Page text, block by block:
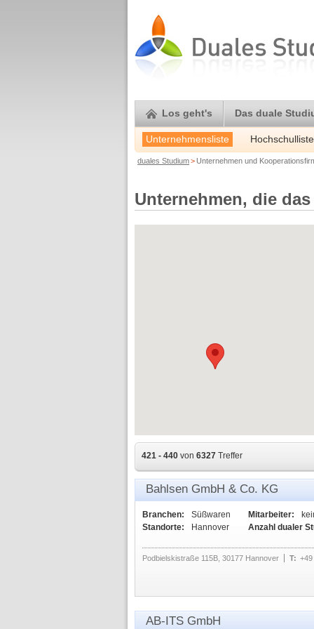
Los geht's Das duale
Unternehmensliste Hochschulliste
duales Studium> Unternehmen und
Unternehmen, die
421 - 440 von 6327 Treffer
Bahlsen GmbH & Co. KG
Branchen:
Süßwaren
Standorte:
Hannover
Mitarbeiter:
Anzahl dualer
Podbielskistraße 115B, 30177 Hannover T:
AB-ITS GmbH